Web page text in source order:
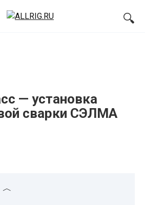
— установка
сварки СЭЛМА